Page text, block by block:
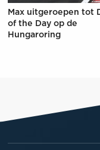
Max uitgeroepen tot
of the Day op de
Hungaroring